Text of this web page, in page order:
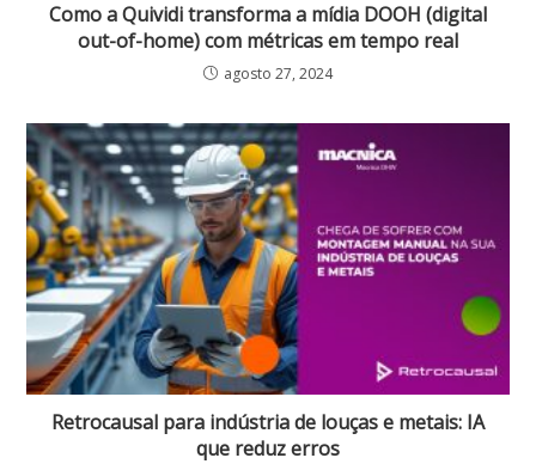
Como a Quividi transforma a mídia DOOH (digital
out-of-home) com métricas em tempo real
agosto 27, 2024
Retrocausal para indústria de louças e metais: IA
que reduz erros